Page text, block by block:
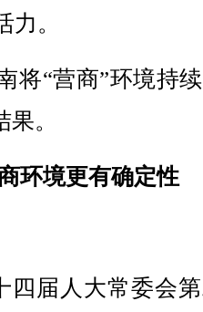
。
“营商”环境持
。
环境更有确定性
届人大常委会第